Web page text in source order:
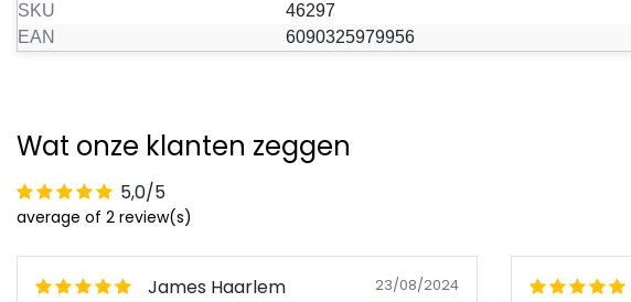
SKU
46297
EAN
6090325979956
Wat onze klanten zeggen
5,0/5
average of 2 review(s)
James Haarlem 23/08/2024